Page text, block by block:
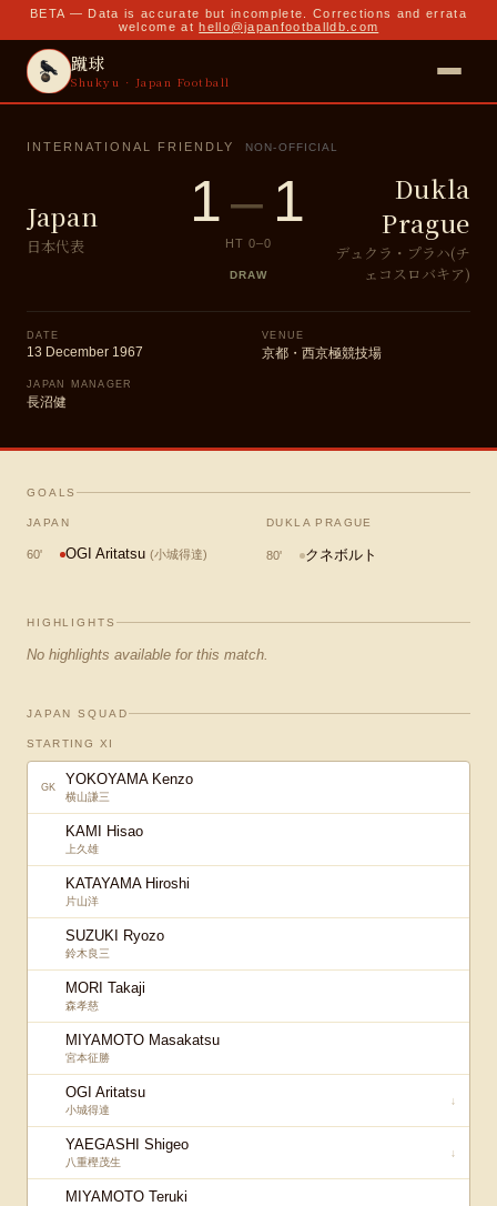
BETA — Data is accurate but incomplete. Corrections and errata
welcome at hello@japanfootballdb.com
蹴球
Shukyu · Japan Football
INTERNATIONAL FRIENDLY NON-OFFICIAL
Japan
日本代表
1– 1
HT 0–0
DRAW
Dukla
Prague
デュクラ・プラハ(チ
ェコスロバキア)
DATE
13 December 1967
VENUE
京都・西京極競技場
JAPAN MANAGER
長沼健
GOALS
JAPAN
60' OGI Aritatsu (小城得達)
DUKLA PRAGUE
80' クネボルト
HIGHLIGHTS
No highlights available for this match.
JAPAN SQUAD
STARTING XI
GK YOKOYAMA Kenzo
横山謙三
KAMI Hisao
上久雄
KATAYAMA Hiroshi
片山洋
SUZUKI Ryozo
鈴木良三
MORI Takaji
森孝慈
MIYAMOTO Masakatsu
宮本征勝
OGI Aritatsu
小城得達
↓
YAEGASHI Shigeo
八重樫茂生
↓
MIYAMOTO Teruki